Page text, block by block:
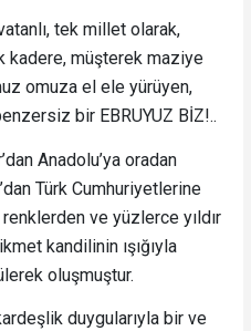
tek millet olarak,
kadere, müşterek maziye
omuza el ele yürüyen,
bir EBRUYUZ BİZ!..
Anadolu’ya oradan
Türk Cumhuriyetlerine
ve yüzlerce yıldır
kandilinin ışığıyla
oluşmuştur.
duygularıyla bir ve